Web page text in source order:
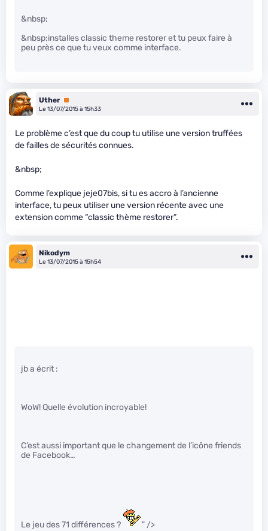
&nbsp;
&nbsp;installes classic theme restorer et tu peux faire à
peu près ce que tu veux comme interface.
Uther Premium
Le 13/07/2015 à 15h33
Le problème c’est que du coup tu utilise une version truffées
de failles de sécurités connues.
&nbsp;
Comme l’explique jeje07bis, si tu es accro à l’ancienne
interface, tu peux utiliser une version récente avec une
extension comme “classic thème restorer”.
Nikodym
Le 13/07/2015 à 15h54
jb a écrit :
WoW! Quelle évolution incroyable!
C’est aussi important que le changement de l’icône friends
de Facebook…
Le jeu des 71 différences ? " />